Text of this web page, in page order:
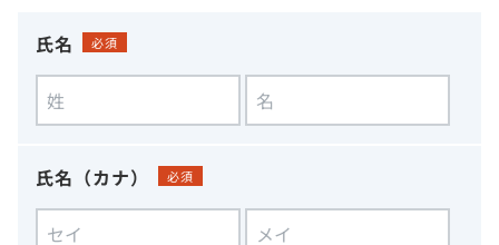
氏名 必須
氏名（カナ） 必須